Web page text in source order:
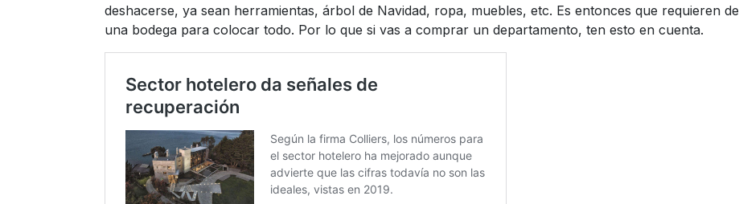
deshacerse, ya sean herramientas, árbol de Navidad, ropa, muebles, etc. Es entonces que requieren de
una bodega para colocar todo. Por lo que si vas a comprar un departamento, ten esto en cuenta.